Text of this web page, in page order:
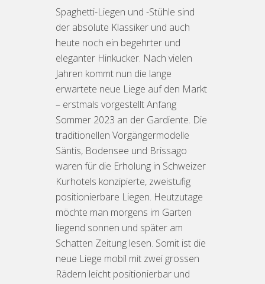
Spaghetti-Liegen und -Stühle sind
der absolute Klassiker und auch
heute noch ein begehrter und
eleganter Hinkucker. Nach vielen
Jahren kommt nun die lange
erwartete neue Liege auf den Markt
– erstmals vorgestellt Anfang
Sommer 2023 an der Gardiente. Die
traditionellen Vorgängermodelle
Säntis, Bodensee und Brissago
waren für die Erholung in Schweizer
Kurhotels konzipierte, zweistufig
positionierbare Liegen. Heutzutage
möchte man morgens im Garten
liegend sonnen und später am
Schatten Zeitung lesen. Somit ist die
neue Liege mobil mit zwei grossen
Rädern leicht positionierbar und